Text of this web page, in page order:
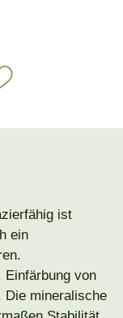
ist
ein
von
Die mineralische